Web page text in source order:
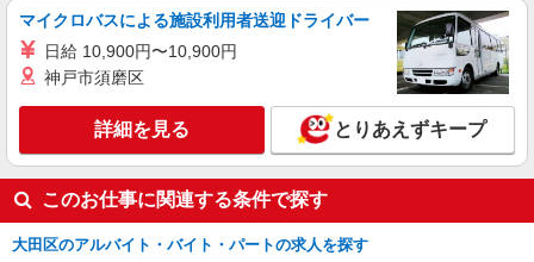
時給1400円
東京都大田区池上6-3-9
詳細を見る
マイクロバスによる施設利用者送迎ドライバー
日給 10,900円〜10,900円
神戸市須磨区
詳細を見る とりあえずキープ
このお仕事に関連する条件で探す
大田区のアルバイト・バイト・パートの求人を探す